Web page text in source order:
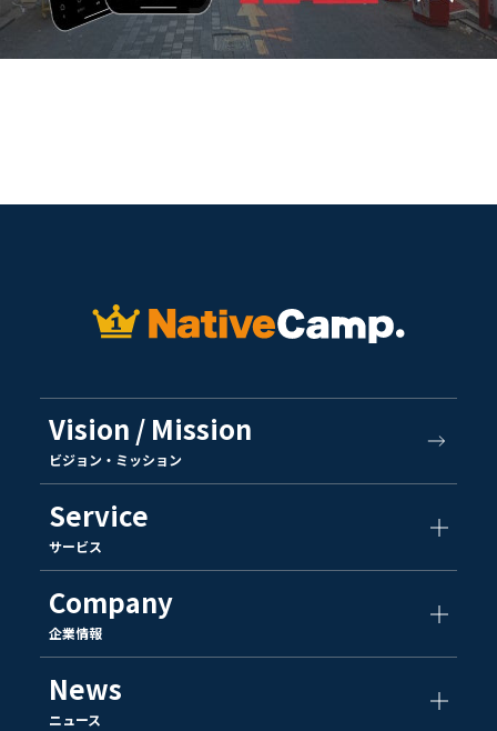
Vision / Mission
ビジョン・ミッション
Service
サービス
Company
企業情報
News
ニュース